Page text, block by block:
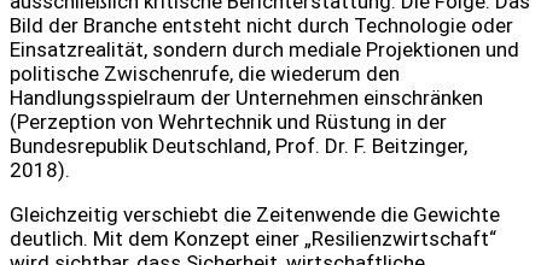
Bild der Branche entsteht nicht durch Technologie oder
Einsatzrealität, sondern durch mediale Projektionen und
politische Zwischenrufe, die wiederum den
Handlungsspielraum der Unternehmen einschränken
(Perzeption von Wehrtechnik und Rüstung in der
Bundesrepublik Deutschland, Prof. Dr. F. Beitzinger,
2018).
Gleichzeitig verschiebt die Zeitenwende die Gewichte
deutlich. Mit dem Konzept einer „Resilienzwirtschaft“